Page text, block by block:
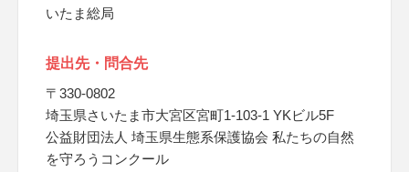
いたま総局
提出先・問合先
〒330-0802
埼玉県さいたま市大宮区宮町1-103-1 YKビル5F
公益財団法人 埼玉県生態系保護協会 私たちの自然
を守ろうコンクール